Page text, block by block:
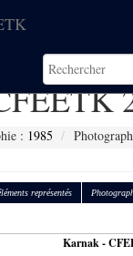
: 1985
représentés